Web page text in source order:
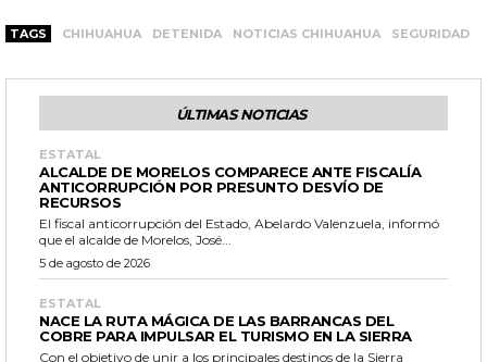
TAGS CHIHUAHUA DETENIDA NOTICIAS CHIHUAHUA SEGURIDAD
ÚLTIMAS NOTICIAS
ESTATAL
ALCALDE DE MORELOS COMPARECE ANTE FISCALÍA
ANTICORRUPCIÓN POR PRESUNTO DESVÍO DE
RECURSOS
El fiscal anticorrupción del Estado, Abelardo Valenzuela, informó
que el alcalde de Morelos, José...
5 de agosto de 2026
ESTATAL
NACE LA RUTA MÁGICA DE LAS BARRANCAS DEL
COBRE PARA IMPULSAR EL TURISMO EN LA SIERRA
Con el objetivo de unir a los principales destinos de la Sierra